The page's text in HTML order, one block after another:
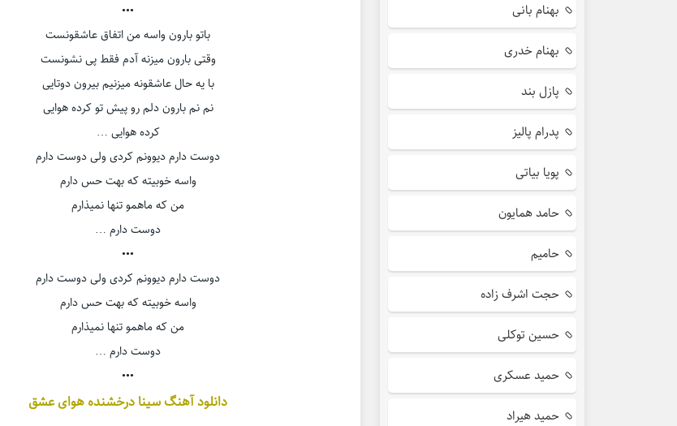
•••
باتو بارون واسه من اتفاق عاشقونست
وقتی بارون میزنه آدم فقط پی نشونست
با یه حال عاشقونه میزنیم بیرون دوتایی
نم نم بارون دلم رو پیش تو کرده هوایی
کرده هوایی …
دوست دارم دیوونم کردی ولی دوست دارم
واسه خوبیته که بهت حس دارم
من که ماهمو تنها نمیذارم
دوست دارم …
•••
دوست دارم دیوونم کردی ولی دوست دارم
واسه خوبیته که بهت حس دارم
من که ماهمو تنها نمیذارم
دوست دارم …
•••
دانلود آهنگ سینا درخشنده هوای عشق
بهنام بانی
بهنام خدری
پازل بند
پدرام پالیز
پویا بیاتی
حامد همایون
حامیم
حجت اشرف زاده
حسین توکلی
حمید عسکری
حمید هیراد